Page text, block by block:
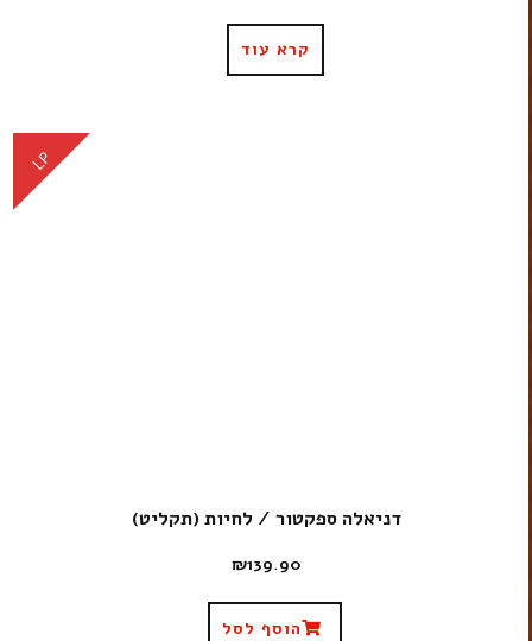
קרא עוד
LP
דניאלה ספקטור / לחיות (תקליט)
₪139.90
הוסף לסל